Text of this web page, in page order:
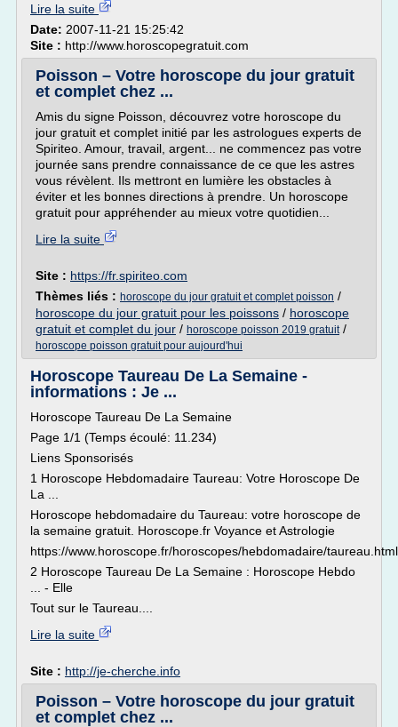
Lire la suite
Date: 2007-11-21 15:25:42
Site : http://www.horoscopegratuit.com
Poisson – Votre horoscope du jour gratuit
et complet chez ...
Amis du signe Poisson, découvrez votre horoscope du
jour gratuit et complet initié par les astrologues experts de
Spiriteo. Amour, travail, argent... ne commencez pas votre
journée sans prendre connaissance de ce que les astres
vous révèlent. Ils mettront en lumière les obstacles à
éviter et les bonnes directions à prendre. Un horoscope
gratuit pour appréhender au mieux votre quotidien...
Lire la suite
Site : https://fr.spiriteo.com
Thèmes liés : horoscope du jour gratuit et complet poisson /
horoscope du jour gratuit pour les poissons / horoscope
gratuit et complet du jour / horoscope poisson 2019 gratuit/
horoscope poisson gratuit pour aujourd'hui
Horoscope Taureau De La Semaine -
informations : Je ...
Horoscope Taureau De La Semaine
Page 1/1 (Temps écoulé: 11.234)
Liens Sponsorisés
1 Horoscope Hebdomadaire Taureau: Votre Horoscope De
La ...
Horoscope hebdomadaire du Taureau: votre horoscope de
la semaine gratuit. Horoscope.fr Voyance et Astrologie
https://www.horoscope.fr/horoscopes/hebdomadaire/taureau.html
2 Horoscope Taureau De La Semaine : Horoscope Hebdo
... - Elle
Tout sur le Taureau....
Lire la suite
Site : http://je-cherche.info
Poisson – Votre horoscope du jour gratuit
et complet chez ...